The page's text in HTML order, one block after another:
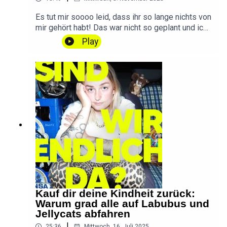
Feedback? Schreibt
mir!hallo@sindwirendlichda.deOutro by
Konstantin Ihlenfeld
Es tut mir soooo leid, dass ihr so lange nichts von
mir gehört habt! Das war nicht so geplant und ich
gelobe Besserung! Aber ich hab auch eine gute
Ausrede ... Bitte nehmt an meiner kleinen
UMFRAGE teil:
umfrage.sindwirendlichda.de(Dauert nur 5
Minuten und macht diesen Podcast besser!)
DANKE ❤️📱 SWED auf Instagram📱 SWED auf
TikTok💌 Ihr habt eine Frage, einen Wunsch oder
Feedback? Schreibt
mir!hallo@sindwirendlichda.deIntro & Outro by
Konstantin Ihlenfeld
Play
Kauf dir deine Kindheit zurück:
Warum grad alle auf Labubus und
Jellycats abfahren